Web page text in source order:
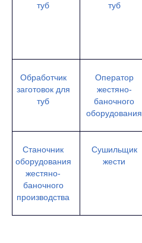
туб
туб
Обработчик
заготовок для
туб
Оператор
жестяно-
баночного
оборудования
Станочник
оборудования
жестяно-
баночного
производства
Сушильщик
жести